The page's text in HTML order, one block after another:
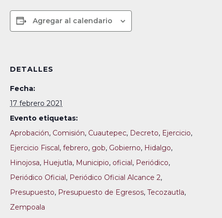
Agregar al calendario
DETALLES
Fecha:
17 febrero 2021
Evento etiquetas:
Aprobación, Comisión, Cuautepec, Decreto, Ejercicio,
Ejercicio Fiscal, febrero, gob, Gobierno, Hidalgo,
Hinojosa, Huejutla, Municipio, oficial, Periódico,
Periódico Oficial, Periódico Oficial Alcance 2,
Presupuesto, Presupuesto de Egresos, Tecozautla,
Zempoala